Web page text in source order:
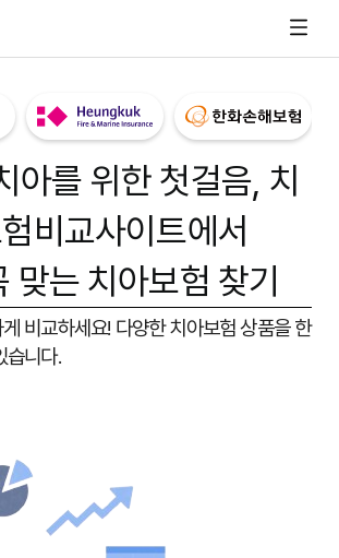
아를 위한 첫걸음, 치
비교사이트에서
맞는 치아보험 찾기
비교하세요! 다양한 치아보험 상품을 한
습니다.